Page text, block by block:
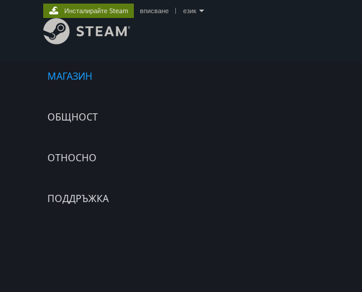
МАГАЗИН
ОБЩНОСТ
ОТНОСНО
ПОДДРЪЖКА
Инсталирайте Steam вписване език